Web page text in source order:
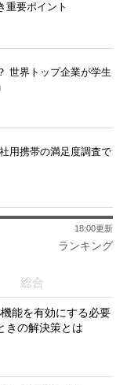
重要ポイント
世界トップ企業が学生
用携帯の満足度調査で
ランキング
18:00更新
総合
能を有効にする必要
きの解決策とは